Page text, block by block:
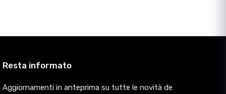
Resta informato
Aggiornamenti in anteprima su tutte le novità de